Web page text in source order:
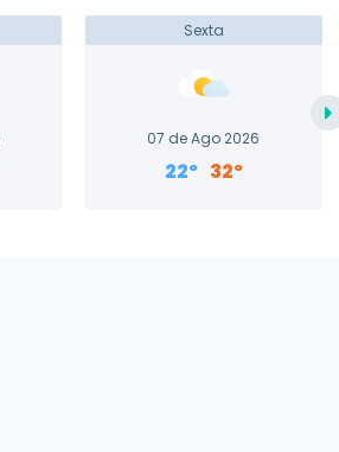
Sexta
07 de Ago 2026
22º 32º